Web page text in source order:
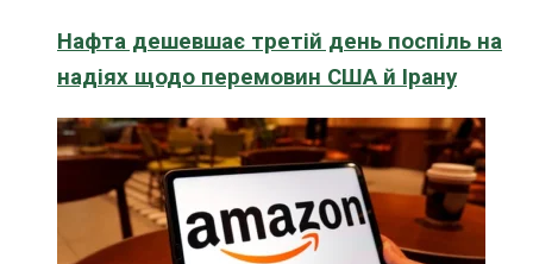
Нафта дешевшає третій день поспіль на
надіях щодо перемовин США й Ірану